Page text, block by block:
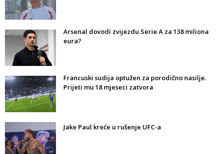
Arsenal dovodi zvijezdu Serie A za 138 miliona
eura?
Francuski sudija optužen za porodično nasilje.
Prijeti mu 18 mjeseci zatvora
Jake Paul kreće u rušenje UFC-a